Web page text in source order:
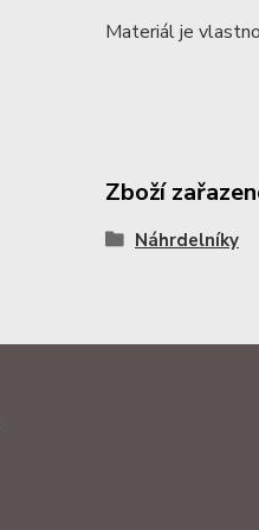
Materiál je
Zboží
Náhrdelníky